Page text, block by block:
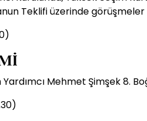
Teklifi üzerinde
Mehmet Şimşek 8.